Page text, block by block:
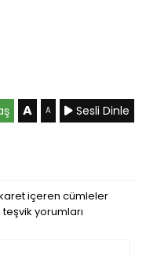
A A Sesli Dinle
içeren cümleler
yorumları